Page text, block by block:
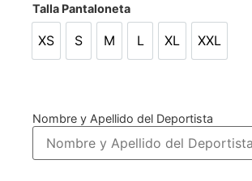
Talla Pantaloneta
XS
XS
S
S
M L XL XXL
Nombre y Apellido del Deportista